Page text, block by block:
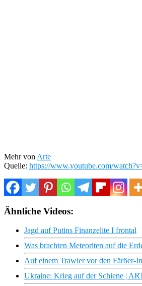
Mehr von Arte
Quelle: https://www.youtube.com/
Ähnliche Videos:
Jagd auf Putins Finanzelite I frontal
Was brachten Meteoriten auf die
Auf einem Trawler vor den Färöer-
Ukraine: Krieg auf der Schiene |